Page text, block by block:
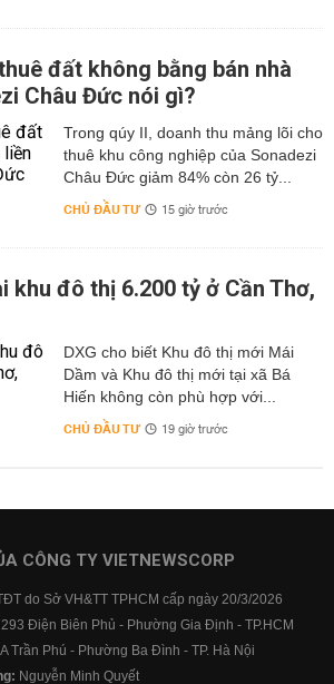
đất không bằng bán nhà
Châu Đức nói gì?
Trong qúy II, doanh thu mảng lõi cho
thuê khu công nghiệp của Sonadezi
Châu Đức giảm 84% còn 26 tỷ...
CHỦ ĐẦU TƯ 15 giờ trước
khu đô thị 6.200 tỷ ở Cần Thơ,
DXG cho biết Khu đô thị mới Mái
Dầm và Khu đô thị mới tại xã Bá
Hiến không còn phù hợp với...
CHỦ ĐẦU TƯ 19 giờ trước
CÔNG TY VIETNEWSCORP
do Sở VH&TT TPHCM cấp ngày 20/3/2026
Điện Biên Phủ - Phường Gia Định - TP.HCM
Trần Phú - Phường Ba Đình - TP. Hà Nội
Nguyễn Minh Quyết